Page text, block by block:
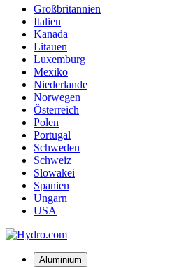
Großbritannien
Italien
Kanada
Litauen
Luxemburg
Mexiko
Niederlande
Norwegen
Österreich
Polen
Portugal
Schweden
Schweiz
Slowakei
Spanien
Ungarn
USA
Aluminium